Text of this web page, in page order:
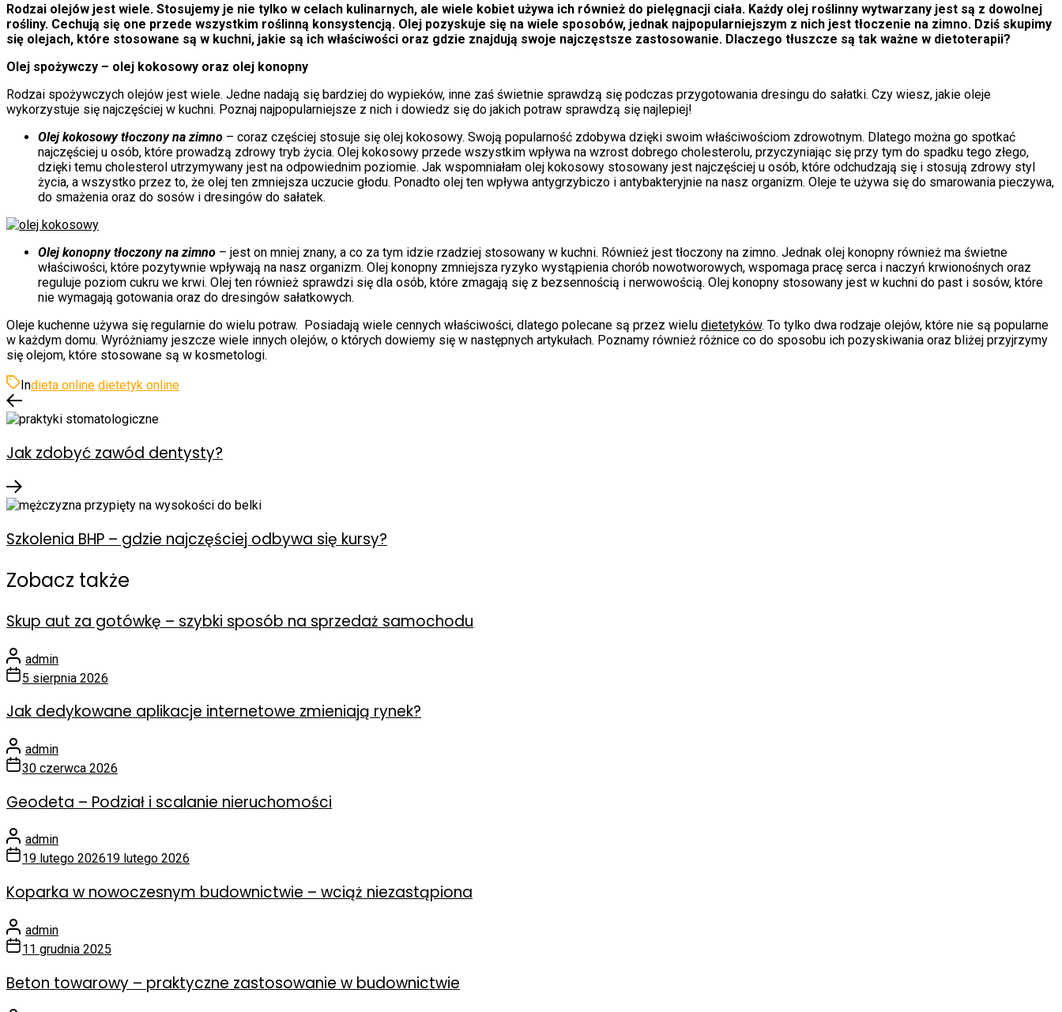
Rodzai olejów jest wiele. Stosujemy je nie tylko w celach kulinarnych, ale wiele kobiet używa ich również do pielęgnacji ciała. Każdy olej roślinny wytwarzany jest są z dowolnej
rośliny. Cechują się one przede wszystkim roślinną konsystencją. Olej pozyskuje się na wiele sposobów, jednak najpopularniejszym z nich jest tłoczenie na zimno. Dziś skupimy
się olejach, które stosowane są w kuchni, jakie są ich właściwości oraz gdzie znajdują swoje najczęstsze zastosowanie. Dlaczego tłuszcze są tak ważne w dietoterapii?
Olej spożywczy – olej kokosowy oraz olej konopny
Rodzai spożywczych olejów jest wiele. Jedne nadają się bardziej do wypieków, inne zaś świetnie sprawdzą się podczas przygotowania dresingu do sałatki. Czy wiesz, jakie oleje
wykorzystuje się najczęściej w kuchni. Poznaj najpopularniejsze z nich i dowiedz się do jakich potraw sprawdzą się najlepiej!
Olej kokosowy tłoczony na zimno – coraz częściej stosuje się olej kokosowy. Swoją popularność zdobywa dzięki swoim właściwościom zdrowotnym. Dlatego można go spotkać
najczęściej u osób, które prowadzą zdrowy tryb życia. Olej kokosowy przede wszystkim wpływa na wzrost dobrego cholesterolu, przyczyniając się przy tym do spadku tego złego,
dzięki temu cholesterol utrzymywany jest na odpowiednim poziomie. Jak wspomniałam olej kokosowy stosowany jest najczęściej u osób, które odchudzają się i stosują zdrowy styl
życia, a wszystko przez to, że olej ten zmniejsza uczucie głodu. Ponadto olej ten wpływa antygrzybiczo i antybakteryjnie na nasz organizm. Oleje te używa się do smarowania pieczywa,
do smażenia oraz do sosów i dresingów do sałatek.
Olej konopny tłoczony na zimno – jest on mniej znany, a co za tym idzie rzadziej stosowany w kuchni. Również jest tłoczony na zimno. Jednak olej konopny również ma świetne
właściwości, które pozytywnie wpływają na nasz organizm. Olej konopny zmniejsza ryzyko wystąpienia chorób nowotworowych, wspomaga pracę serca i naczyń krwionośnych oraz
reguluje poziom cukru we krwi. Olej ten również sprawdzi się dla osób, które zmagają się z bezsennością i nerwowością. Olej konopny stosowany jest w kuchni do past i sosów, które
nie wymagają gotowania oraz do dresingów sałatkowych.
Oleje kuchenne używa się regularnie do wielu potraw. Posiadają wiele cennych właściwości, dlatego polecane są przez wielu dietetyków. To tylko dwa rodzaje olejów, które nie są popularne
w każdym domu. Wyróżniamy jeszcze wiele innych olejów, o których dowiemy się w następnych artykułach. Poznamy również różnice co do sposobu ich pozyskiwania oraz bliżej przyjrzymy
się olejom, które stosowane są w kosmetologi.
Indieta online dietetyk online
Jak zdobyć zawód dentysty?
Szkolenia BHP – gdzie najczęściej odbywa się kursy?
Zobacz także
Skup aut za gotówkę – szybki sposób na sprzedaż samochodu
admin
5 sierpnia 2026
Jak dedykowane aplikacje internetowe zmieniają rynek?
admin
30 czerwca 2026
Geodeta – Podział i scalanie nieruchomości
admin
19 lutego 202619 lutego 2026
Koparka w nowoczesnym budownictwie – wciąż niezastąpiona
admin
11 grudnia 2025
Beton towarowy – praktyczne zastosowanie w budownictwie